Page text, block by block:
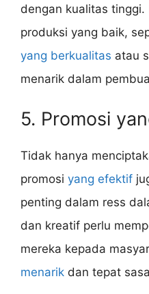
dengan kualitas
produksi yang baik,
yang berkualitas atau
menarik dalam
5. Promosi
Tidak hanya
promosi yang efektif
penting dalam ress
dan kreatif perlu
mereka kepada
menarik dan tepat